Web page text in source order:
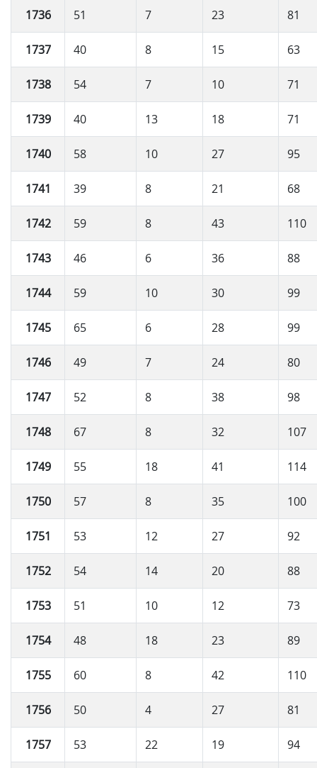
1736 51 7 23 81
1737 40 8 15 63
1738 54 7 10 71
1739 40 13 18 71
1740 58 10 27 95
1741 39 8 21 68
1742 59 8 43 110
1743 46 6 36 88
1744 59 10 30 99
1745 65 6 28 99
1746 49 7 24 80
1747 52 8 38 98
1748 67 8 32 107
1749 55 18 41 114
1750 57 8 35 100
1751 53 12 27 92
1752 54 14 20 88
1753 51 10 12 73
1754 48 18 23 89
1755 60 8 42 110
1756 50 4 27 81
1757 53 22 19 94